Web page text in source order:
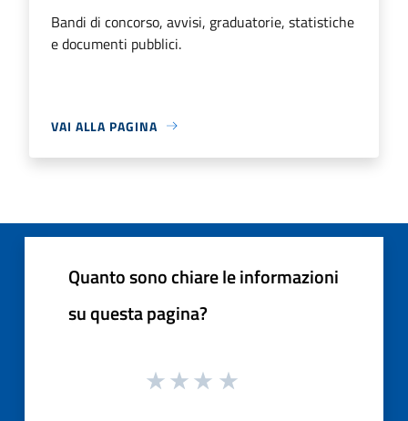
Bandi di concorso, avvisi, graduatorie, statistiche
e documenti pubblici.
VAI ALLA PAGINA
Quanto sono chiare le informazioni
su questa pagina?